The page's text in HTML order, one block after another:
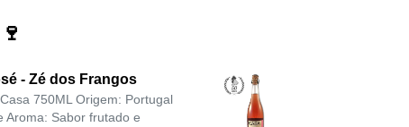
- Zé dos Frangos
750ML Origem: Portugal
Aroma: Sabor frutado e